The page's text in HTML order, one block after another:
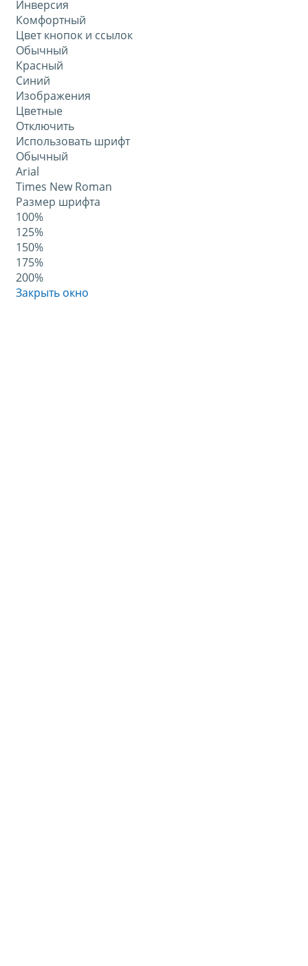
Инверсия
Комфортный
Цвет кнопок и ссылок
Обычный
Красный
Синий
Изображения
Цветные
Отключить
Использовать шрифт
Обычный
Arial
Times New Roman
Размер шрифта
100%
125%
150%
175%
200%
Закрыть окно